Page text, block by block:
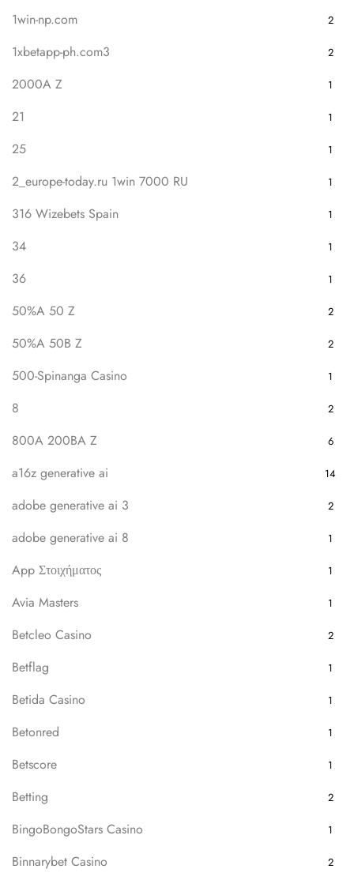
1win-np.com 2
1xbetapp-ph.com3 2
2000A Z 1
21 1
25 1
2_europe-today.ru 1win 7000 RU 1
316 Wizebets Spain 1
34 1
36 1
50%A 50 Z 2
50%A 50B Z 2
500-Spinanga Casino 1
8 2
800A 200BA Z 6
a16z generative ai 14
adobe generative ai 3 2
adobe generative ai 8 1
App Στοιχήματος 1
Avia Masters 1
Betcleo Casino 2
Betflag 1
Betida Casino 1
Betonred 1
Betscore 1
Betting 2
BingoBongoStars Casino 1
Binnarybet Casino 2